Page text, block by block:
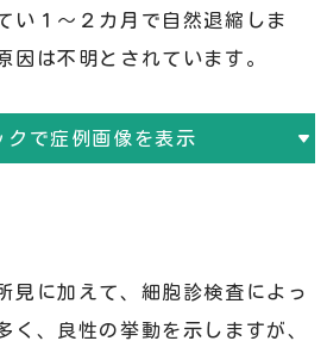
い１～２カ月で自然退縮しま
因は不明とされています。
で症例画像を表示
見に加えて、細胞診検査によっ
く、良性の挙動を示しますが、